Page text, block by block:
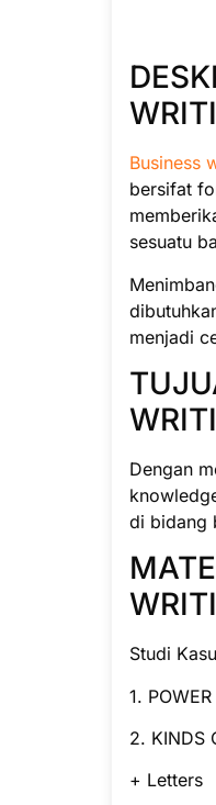
Business
bersifat
sesuatu
menjadi
Dengan
di bidang
Studi
1.
2. KINDS
+ Letters